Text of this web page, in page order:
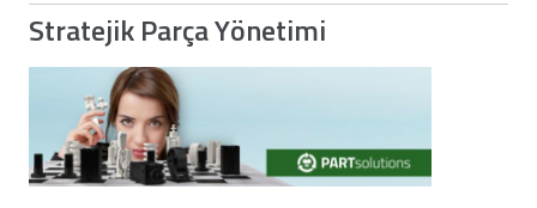
Stratejik Parça Yönetimi